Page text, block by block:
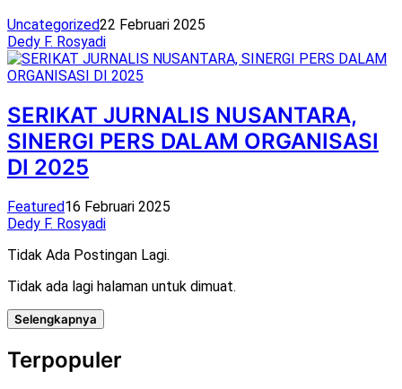
Uncategorized22 Februari 2025
Dedy F. Rosyadi
SERIKAT JURNALIS NUSANTARA,
SINERGI PERS DALAM ORGANISASI
DI 2025
Featured16 Februari 2025
Dedy F. Rosyadi
Tidak Ada Postingan Lagi.
Tidak ada lagi halaman untuk dimuat.
Selengkapnya
Terpopuler